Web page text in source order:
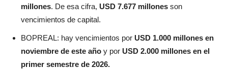
millones. De esa cifra, USD 7.677 millones son
vencimientos de capital.
BOPREAL: hay vencimientos por USD 1.000 millones en
noviembre de este año y por USD 2.000 millones en el
primer semestre de 2026.